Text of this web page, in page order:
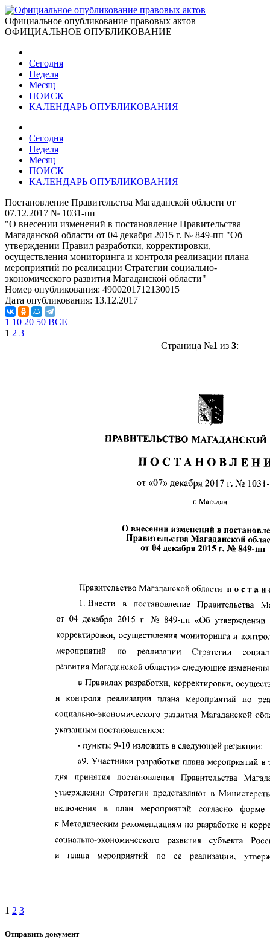
Официальное опубликование правовых актов
ОФИЦИАЛЬНОЕ ОПУБЛИКОВАНИЕ
Сегодня
Неделя
Месяц
ПОИСК
КАЛЕНДАРЬ ОПУБЛИКОВАНИЯ
Сегодня
Неделя
Месяц
ПОИСК
КАЛЕНДАРЬ ОПУБЛИКОВАНИЯ
Постановление Правительства Магаданской области от
07.12.2017 № 1031-пп
"О внесении изменений в постановление Правительства
Магаданской области от 04 декабря 2015 г. № 849-пп "Об
утверждении Правил разработки, корректировки,
осуществления мониторинга и контроля реализации плана
мероприятий по реализации Стратегии социально-
экономического развития Магаданской области"
Номер опубликования: 4900201712130015
Дата опубликования: 13.12.2017
1 10 20 50 ВСЕ
1 2 3
Страница №1 из 3:
1 2 3
Отправить документ